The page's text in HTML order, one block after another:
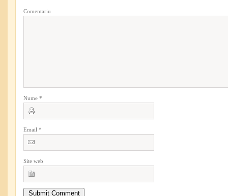
Comentariu
Nume *
Email *
Site web